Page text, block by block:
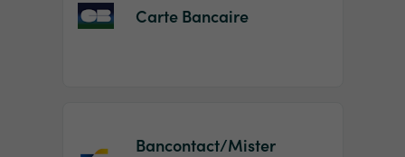
Carte Bancaire
Bancontact/Mister